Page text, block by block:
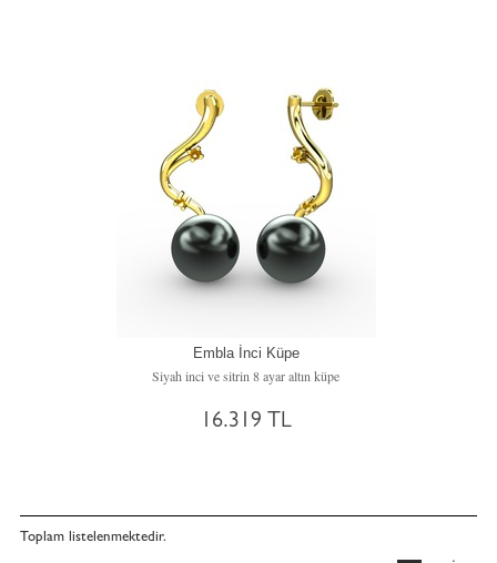
Embla İnci Küpe
Siyah inci ve sitrin 8 ayar altın küpe
16.319 TL
Toplam listelenmektedir.